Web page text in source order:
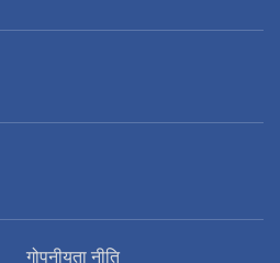
गोपनीयता नीति